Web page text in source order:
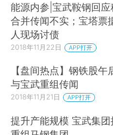
能源内参|宝武鞍钢回应
合并传闻不实；宝塔票
人现场讨债
2018年11月22日 APP打开
【盘间热点】钢铁股
与宝武重组传闻
2018年11月21日 APP打开
提升产能规模 宝武集团